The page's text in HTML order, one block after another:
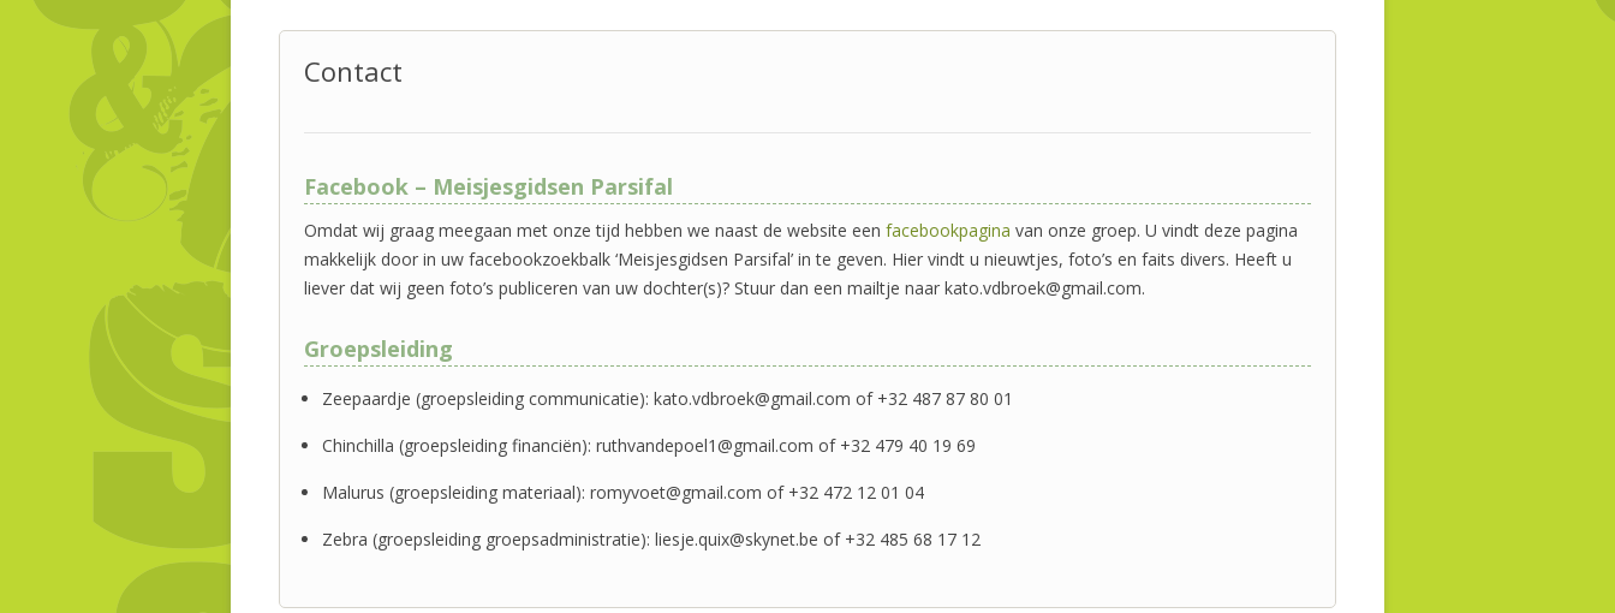
Contact
Facebook – Meisjesgidsen Parsifal
Omdat wij graag meegaan met onze tijd hebben we naast de website een facebookpagina van onze groep. U vindt deze pagina
makkelijk door in uw facebookzoekbalk ‘Meisjesgidsen Parsifal’ in te geven. Hier vindt u nieuwtjes, foto’s en faits divers. Heeft u
liever dat wij geen foto’s publiceren van uw dochter(s)? Stuur dan een mailtje naar kato.vdbroek@gmail.com.
Groepsleiding
Zeepaardje (groepsleiding communicatie): kato.vdbroek@gmail.com of +32 487 87 80 01
Chinchilla (groepsleiding financiën): ruthvandepoel1@gmail.com of +32 479 40 19 69
Malurus (groepsleiding materiaal): romyvoet@gmail.com of +32 472 12 01 04
Zebra (groepsleiding groepsadministratie): liesje.quix@skynet.be of +32 485 68 17 12